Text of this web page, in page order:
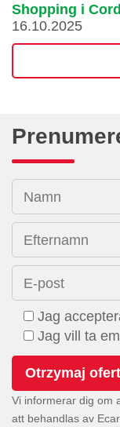
Shopping i
16.10.2025
Namn
Efternamn
E-post
Jag
Jag vill ta
Vi informerar dig om
att behandlas av